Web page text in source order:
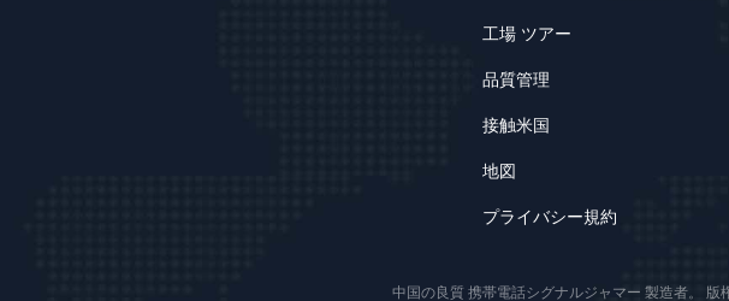
工場 ツアー
品質管理
接触米国
地図
プライバシー規約
中国の良質 携帯電話シグナルジャマー 製造者。